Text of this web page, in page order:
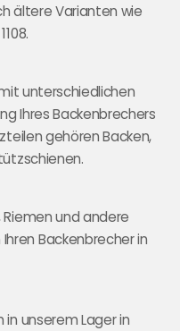
ältere Varianten wie
unterschiedlichen
Ihres Backenbrechers
gehören Backen,
und andere
Backenbrecher in
unserem Lager in